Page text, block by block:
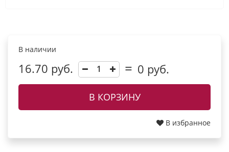
В наличии
16.70 руб. 0 руб.
В КОРЗИНУ
В избранное